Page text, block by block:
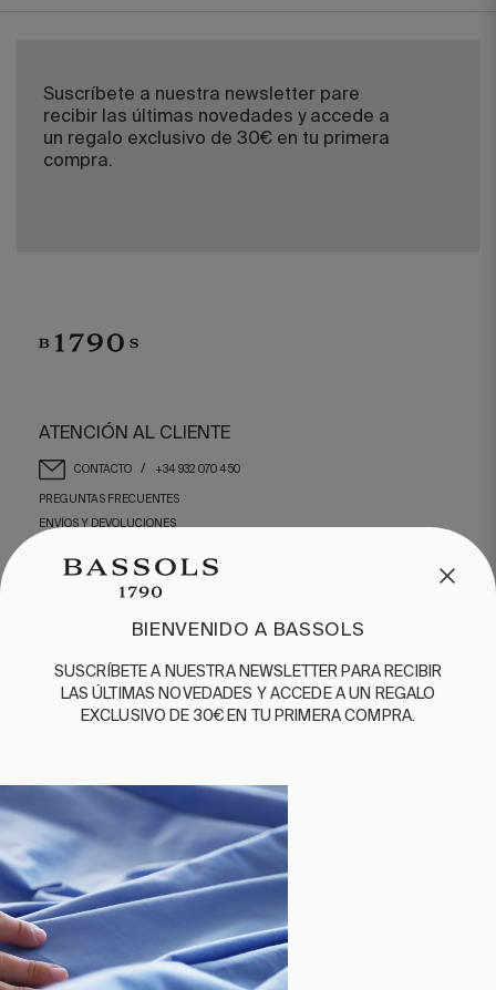
Suscríbete a nuestra newsletter pare
recibir las últimas novedades y accede a
un regalo exclusivo de 30€ en tu primera
compra.
NUESTRA HISTORIA
SOMOS SOSTENIBLES
BASSOLS BUSINESS
ATENCIÓN AL CLIENTE
CONTACTO / +34 932 070 450
PREGUNTAS FRECUENTES
ENVÍOS Y DEVOLUCIONES
ENGLISH ESPAÑOL FRANÇAIS
©2026 BASSOLS
TÉRMINOS Y
CONDICIONES
POLÍTICA DE
PRIVACIDAD
POLÍTICA
SÍGUENOS
BIENVENIDO A BASSOLS
SUSCRÍBETE A NUESTRA NEWSLETTER PARA RECIBIR
LAS ÚLTIMAS NOVEDADES Y ACCEDE A UN REGALO
EXCLUSIVO DE 30€ EN TU PRIMERA COMPRA.